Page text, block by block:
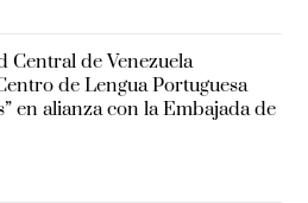
Central de Venezuela
de Lengua Portuguesa
en alianza con la Embajada de